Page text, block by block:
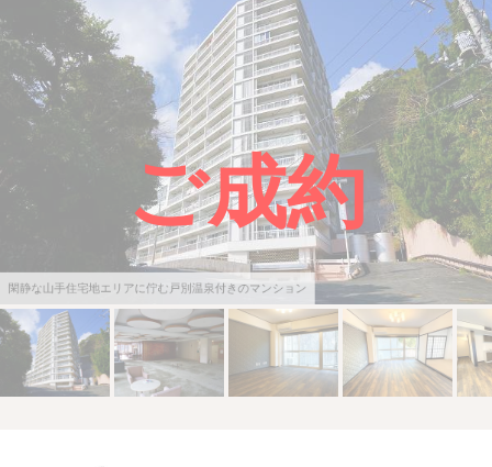
ご成約
閑静な山手住宅地エリアに佇む戸別温泉付きのマンション